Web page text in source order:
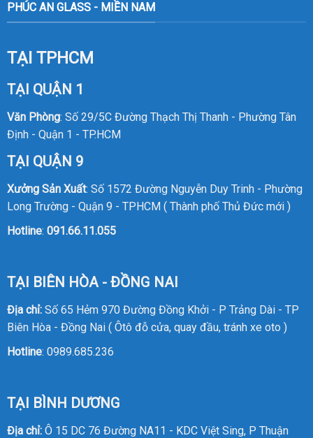
PHÚC AN GLASS - MIỀN NAM
TẠI TPHCM
TẠI QUẬN 1
Văn Phòng: Số 29/5C Đường Thạch Thị Thanh - Phường Tân
Định - Quận 1 - TP.HCM
TẠI QUẬN 9
Xưởng Sản Xuất: Số 1572 Đường Nguyễn Duy Trinh - Phường
Long Trường - Quận 9 - TPHCM ( Thành phố Thủ Đức mới )
Hotline: 091.66.11.055
TẠI BIÊN HÒA - ĐỒNG NAI
Địa chỉ:Số 65 Hẻm 970 Đường Đồng Khởi - P Trảng Dài - TP
Biên Hòa - Đồng Nai ( Ôtô đỗ cửa, quay đầu, tránh xe oto )
Hotline: 0989.685.236
TẠI BÌNH DƯƠNG
Địa chỉ:Ô 15 DC 76 Đường NA11 - KDC Việt Sing, P Thuận